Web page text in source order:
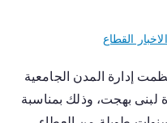
القطاع
إدارة المدن الجامعية
لبنى بهجت، وذلك بمناسبة